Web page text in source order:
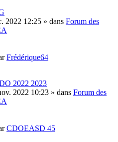
2022 12:25 » dans Forum des
Frédérique64
2022 2023
2022 10:23 » dans Forum des
CDOEASD 45